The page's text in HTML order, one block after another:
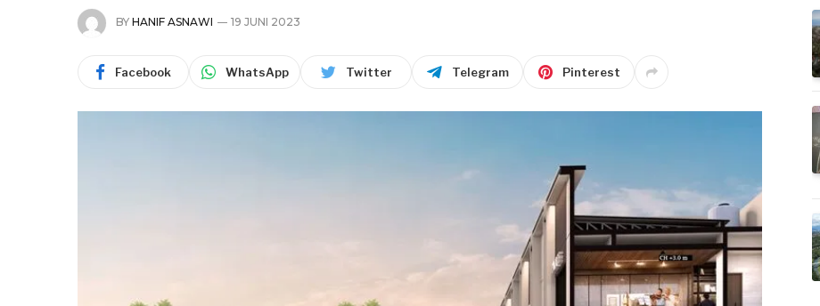
BY HANIF ASNAWI 19 JUNI 2023
Facebook WhatsApp Twitter Telegram Pinterest